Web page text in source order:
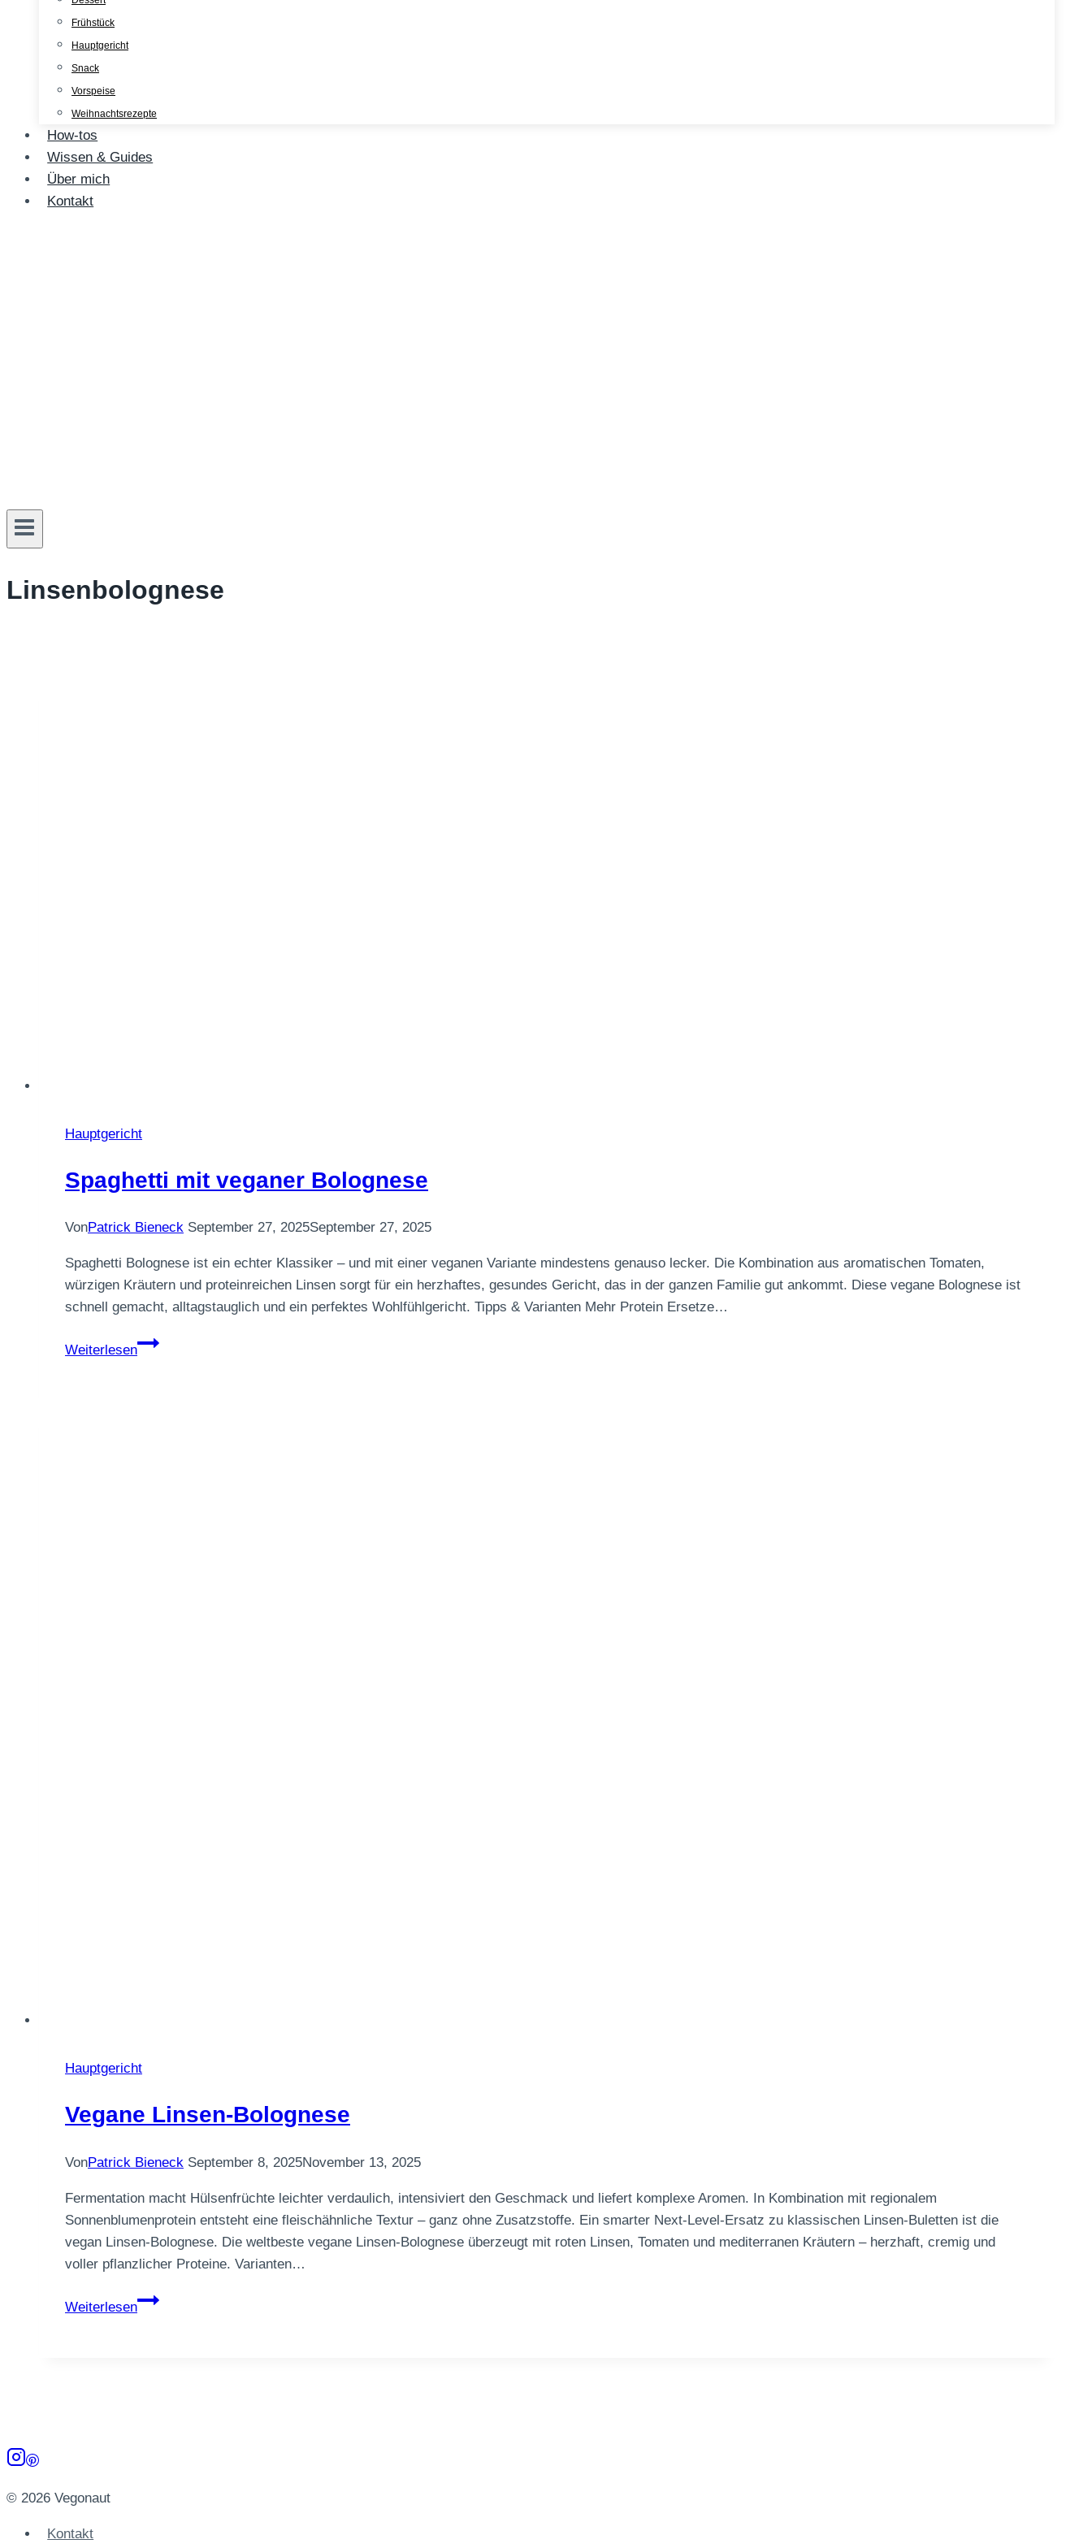
Frühstück
Hauptgericht
Snack
Vorspeise
Weihnachtsrezepte
How-tos
Wissen & Guides
Über mich
Kontakt
Linsenbolognese
Hauptgericht
Spaghetti mit veganer Bolognese
VonPatrick Bieneck September 27, 2025September 27, 2025
Spaghetti Bolognese ist ein echter Klassiker – und mit einer veganen Variante mindestens genauso lecker. Die Kombination aus aromatischen Tomaten,
würzigen Kräutern und proteinreichen Linsen sorgt für ein herzhaftes, gesundes Gericht, das in der ganzen Familie gut ankommt. Diese vegane Bolognese ist
schnell gemacht, alltagstauglich und ein perfektes Wohlfühlgericht. Tipps & Varianten Mehr Protein Ersetze…
Weiterlesen
Spaghetti
Hauptgericht
Vegane Linsen-Bolognese
VonPatrick Bieneck September 8, 2025November 13, 2025
Fermentation macht Hülsenfrüchte leichter verdaulich, intensiviert den Geschmack und liefert komplexe Aromen. In Kombination mit regionalem
Sonnenblumenprotein entsteht eine fleischähnliche Textur – ganz ohne Zusatzstoffe. Ein smarter Next-Level-Ersatz zu klassischen Linsen-Buletten ist die
vegan Linsen-Bolognese. Die weltbeste vegane Linsen-Bolognese überzeugt mit roten Linsen, Tomaten und mediterranen Kräutern – herzhaft, cremig und
voller pflanzlicher Proteine. Varianten…
Weiterlesen
Vegane
© 2026 Vegonaut
Kontakt